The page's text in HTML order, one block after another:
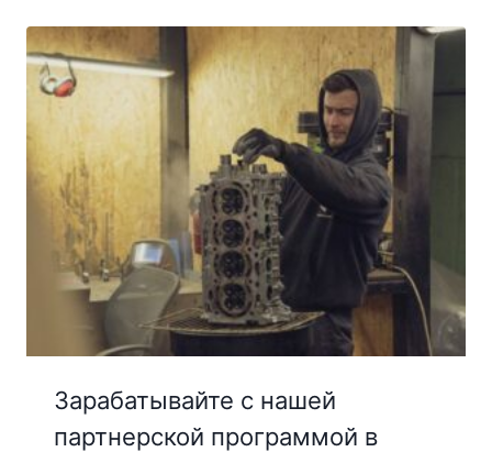
Зарабатывайте с нашей
партнерской программой в